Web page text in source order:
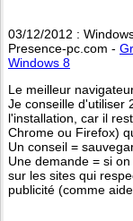
03/12/2012 :
Presence-pc.com -
Windows 8
Le meilleur
Je conseille d'utiliser
l'installation, car il
Chrome ou Firefox)
Un conseil =
Une demande = si
sur les sites qui
publicité (comme